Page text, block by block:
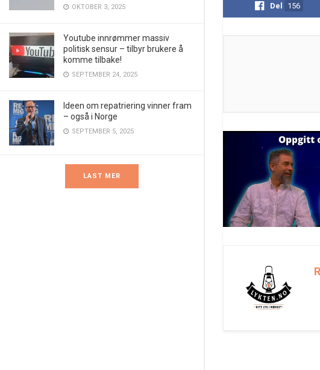
OKTOBER 3, 2025
Youtube innrømmer massiv
politisk sensur – tilbyr brukere å
komme tilbake!
SEPTEMBER 24, 2025
Ideen om repatriering vinner fram
– også i Norge
SEPTEMBER 5, 2025
LAST MER
Del 156